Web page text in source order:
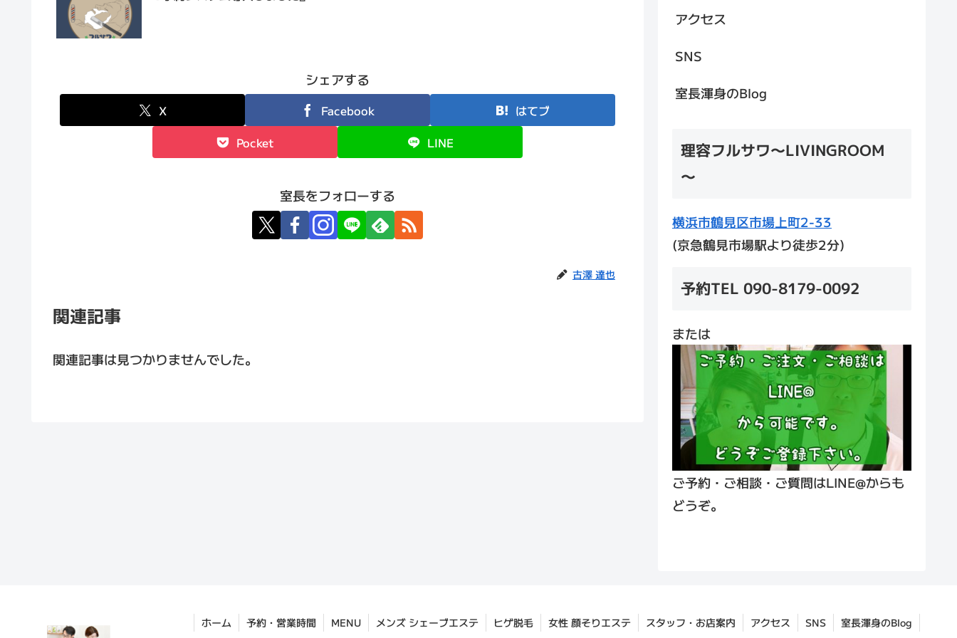
シェアする
X Facebook
はてブ
Pocket
LINE
室長をフォローする
古澤 達也
関連記事
関連記事は見つかりませんでした。
アクセス
SNS
室長渾身のBlog
理容フルサワ～LIVINGROOM
～
横浜市鶴見区市場上町2-33
(京急鶴見市場駅より徒歩2分)
予約TEL 090-8179-0092
または
ご予約・ご相談・ご質問はLINE@からも
どうぞ。
ホーム 予約・営業時間 MENU メンズ シェーブエステ ヒゲ脱毛 女性 顔そりエステ スタッフ・お店案内 アクセス SNS 室長渾身のBlog